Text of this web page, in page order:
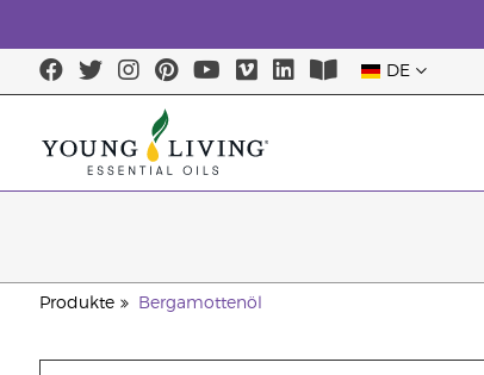
DE
Produkte Bergamottenöl